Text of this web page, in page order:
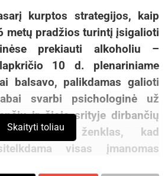
kurptos strategijos, kaip
metų pradžios turintį įsigalioti
prekiauti alkoholiu –
10 d. plenariniame
balsavo, palikdamas galioti
svarbi psichologinė už
ir šioje srityje dirbančių
Tai ženklas, kad
visas įmanomas
Skaityti toliau